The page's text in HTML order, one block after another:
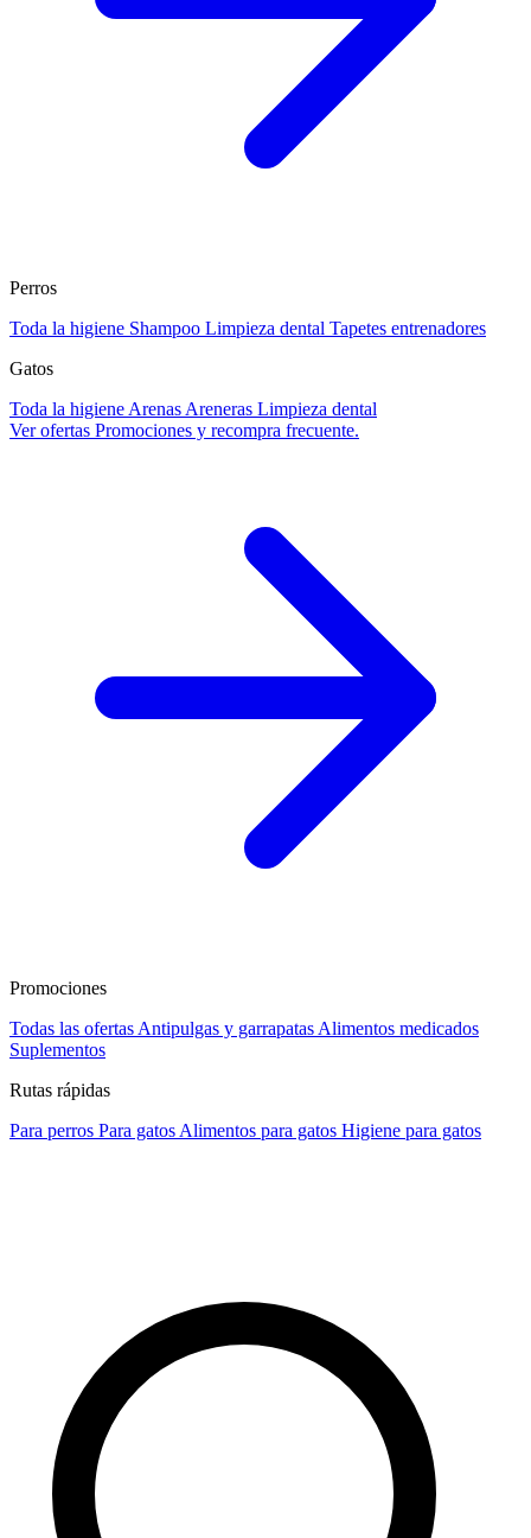
Perros
Toda la higiene Shampoo Limpieza dental Tapetes entrenadores
Gatos
Toda la higiene Arenas Areneras Limpieza dental
Ver ofertas Promociones y recompra frecuente.
Promociones
Todas las ofertas Antipulgas y garrapatas Alimentos medicados
Suplementos
Rutas rápidas
Para perros Para gatos Alimentos para gatos Higiene para gatos